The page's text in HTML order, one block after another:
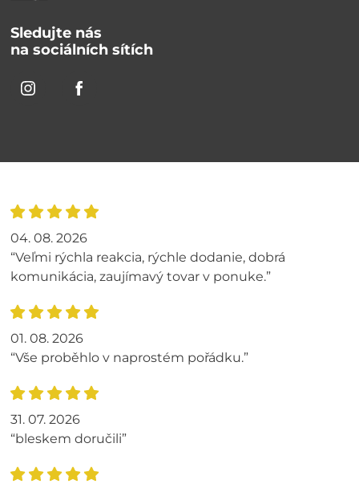
Sledujte nás
na sociálních sítích
04. 08. 2026
“Veľmi rýchla reakcia, rýchle dodanie, dobrá
komunikácia, zaujímavý tovar v ponuke.”
01. 08. 2026
“Vše proběhlo v naprostém pořádku.”
31. 07. 2026
“bleskem doručili”